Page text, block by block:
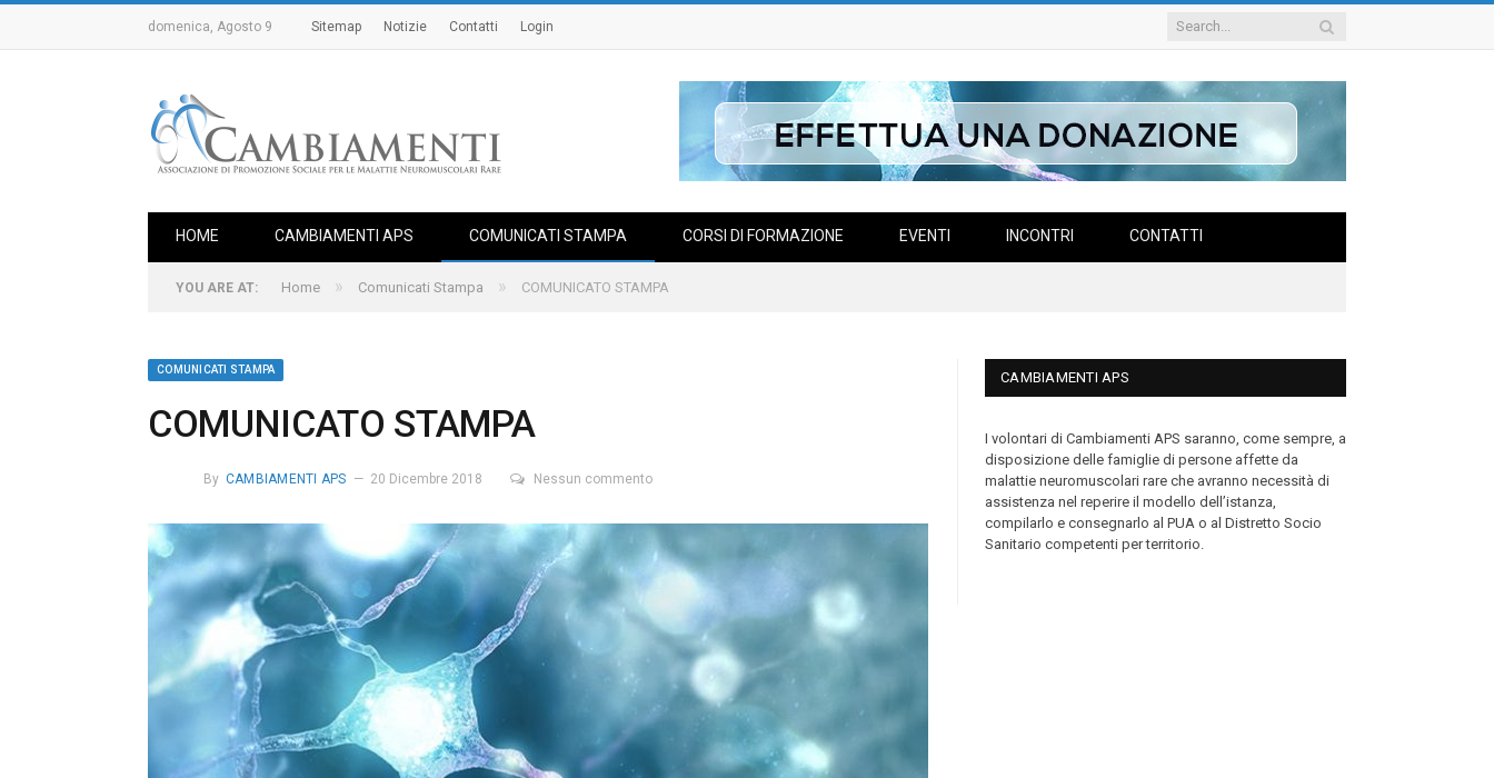
domenica, Agosto 9 Sitemap Notizie Contatti Login
HOME CAMBIAMENTI APS COMUNICATI STAMPA CORSI DI FORMAZIONE EVENTI INCONTRI CONTATTI
YOU ARE AT: Home » Comunicati Stampa » COMUNICATO STAMPA
COMUNICATI STAMPA
COMUNICATO STAMPA
By CAMBIAMENTI APS 20 Dicembre 2018 Nessun commento
CAMBIAMENTI APS
I volontari di Cambiamenti APS saranno, come sempre, a
disposizione delle famiglie di persone affette da
malattie neuromuscolari rare che avranno necessità di
assistenza nel reperire il modello dell’istanza,
compilarlo e consegnarlo al PUA o al Distretto Socio
Sanitario competenti per territorio.